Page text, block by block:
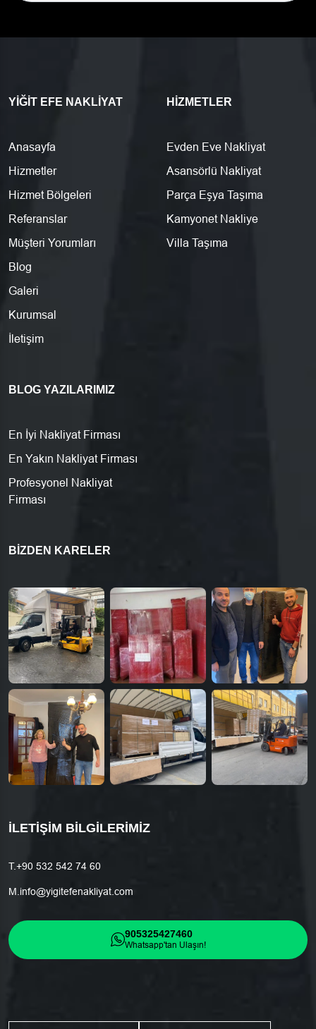
YIĞIT EFE NAKLIYAT
Anasayfa
Hizmetler
Hizmet Bölgeleri
Referanslar
Müşteri Yorumları
Blog
Galeri
Kurumsal
İletişim
HIZMETLER
Evden Eve Nakliyat
Asansörlü Nakliyat
Parça Eşya Taşıma
Kamyonet Nakliye
Villa Taşıma
BLOG YAZILARIMIZ
En İyi Nakliyat Firması
En Yakın Nakliyat Firması
Profesyonel Nakliyat
Firması
BIZDEN KARELER
İLETIŞIM BILGILERIMIZ
T.+90 532 542 74 60
M. info@yigitefenakliyat.com
905325427460
Whatsapp'tan Ulaşın!